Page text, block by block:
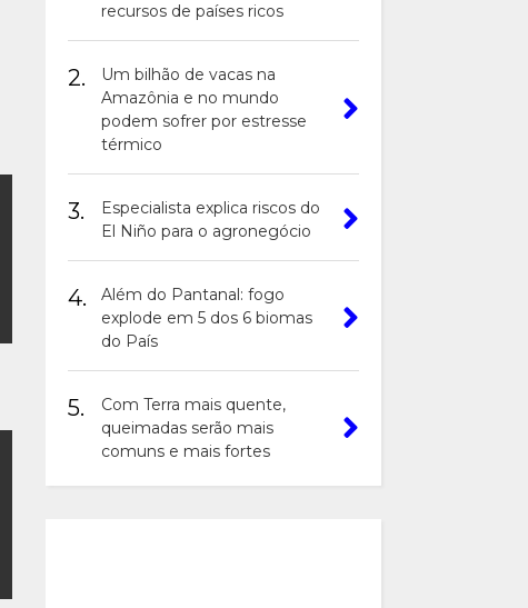
recursos de países ricos
2.
Um bilhão de vacas na
Amazônia e no mundo
podem sofrer por estresse
térmico
3.
Especialista explica riscos do
El Niño para o agronegócio
4.
Além do Pantanal: fogo
explode em 5 dos 6 biomas
do País
5.
Com Terra mais quente,
queimadas serão mais
comuns e mais fortes